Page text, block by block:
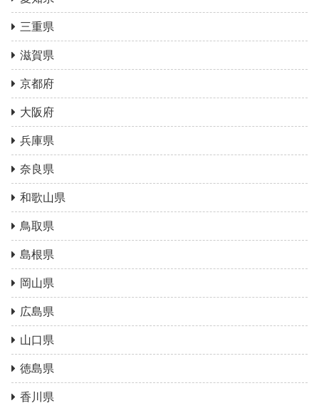
三重県
滋賀県
京都府
大阪府
兵庫県
奈良県
和歌山県
鳥取県
島根県
岡山県
広島県
山口県
徳島県
香川県